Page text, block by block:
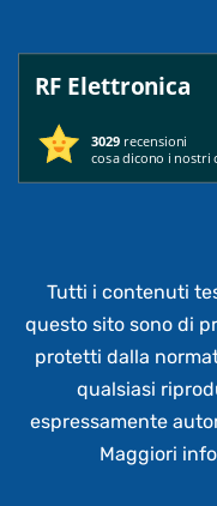
RF Elettronica
3029 recensioni
cosa dicono i nostri
Tutti i contenuti
questo sito sono di
protetti dalla
qualsiasi
espressamente
Maggiori